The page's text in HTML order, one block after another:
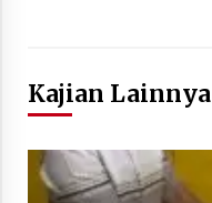
Kajian Lainnya